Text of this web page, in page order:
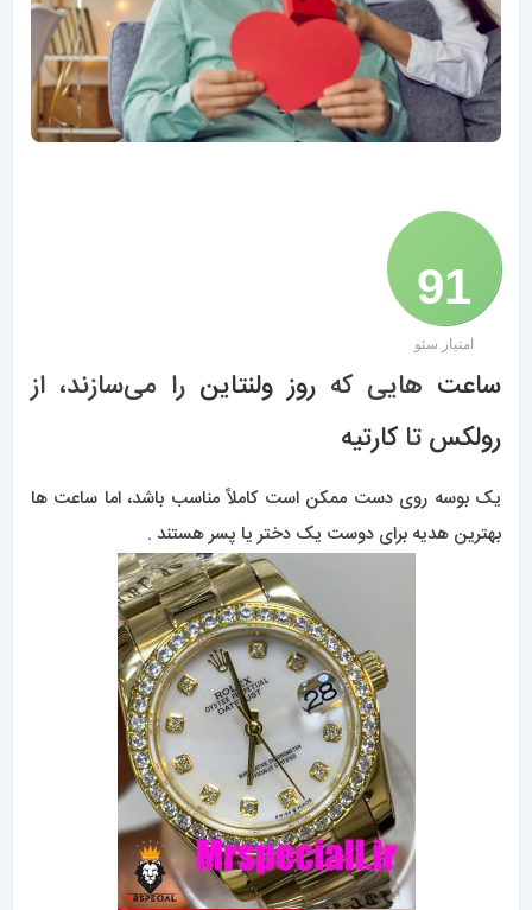
91
/ 100
امتیاز سئو
ساعت هایی که روز ولنتاین را می‌سازند، از
رولکستاکارتیه
یک بوسه روی دست ممکن است کاملاً مناسب باشد، اما ساعت ها
بهترین هدیه برای دوست یک دختر یا پسر هستند .